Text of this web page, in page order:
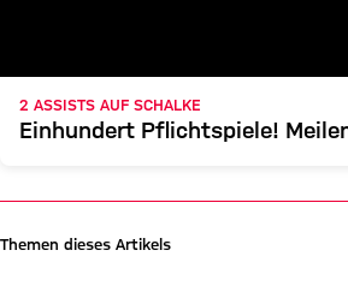
2 ASSISTS AUF SCHALKE
Einhundert Pflichtspiele!
Themen dieses Artikels